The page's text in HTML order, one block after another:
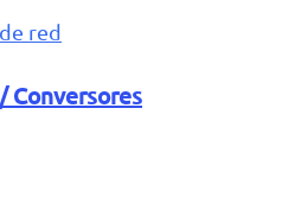
red
Conversores